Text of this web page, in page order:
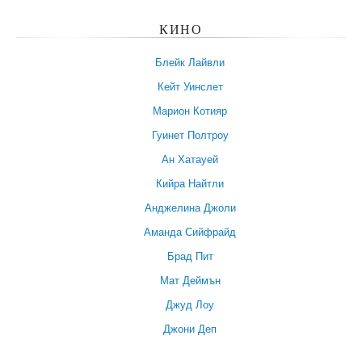
КИНО
Блейк Лайвли
Кейт Уинслет
Марион Котияр
Гуинет Полтроу
Ан Хатауей
Кийра Найтли
Анджелина Джоли
Аманда Сийфрайд
Брад Пит
Мат Деймън
Джуд Лоу
Джони Деп